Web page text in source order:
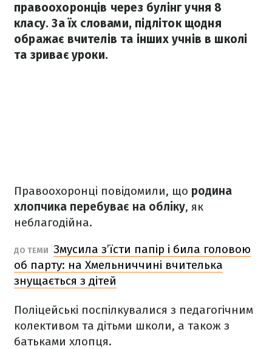
правоохоронців через булінг учня 8
класу. За їх словами, підліток щодня
ображає вчителів та інших учнів в школі
та зриває уроки.
Правоохоронці повідомили, що родина
хлопчика перебуває на обліку, як
неблагодійна.
ДО ТЕМИ Змусила з’їсти папір і била головою
об парту: на Хмельниччині вчителька
знущається з дітей
Поліцейські поспілкувалися з педагогічним
колективом та дітьми школи, а також з
батьками хлопця.